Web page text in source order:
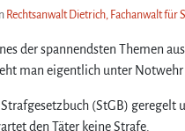
Rechtsanwalt Dietrich, Fachanwalt
der spannendsten Themen
man eigentlich unter
(StGB) geregelt
den Täter keine Strafe.